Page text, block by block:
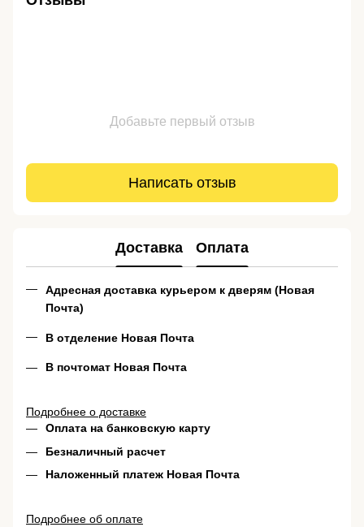
Добавьте первый отзыв
Написать отзыв
Доставка Оплата
Адресная доставка курьером к дверям (Новая
Почта)
В отделение Новая Почта
В почтомат Новая Почта
Подробнее о доставке
Оплата на банковскую карту
Безналичный расчет
Наложенный платеж Новая Почта
Подробнее об оплате